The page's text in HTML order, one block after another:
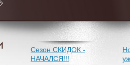
Сезон СКИДОК -
НАЧАЛСЯ!!!